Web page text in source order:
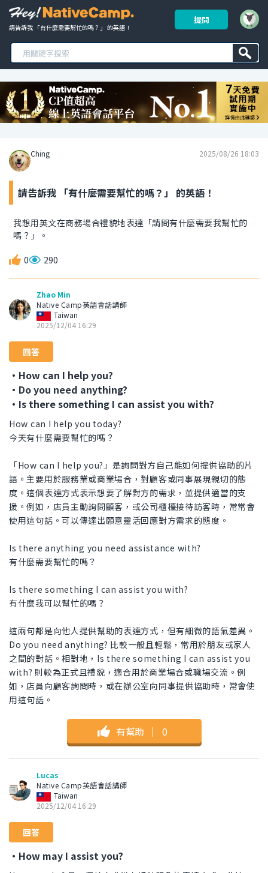
請告訴我 「有什麼需要幫忙的嗎？」 的英語！
提問
Ching 2025/08/26 18:03
請告訴我 「有什麼需要幫忙的嗎？」 的英語！
我想用英文在商務場合禮貌地表達「請問有什麼需要我幫忙的
嗎？」。
0 290
Zhao Min
Native Camp英語會話講師
Taiwan
2025/12/04 16:29
回答
・How can I help you?
・Do you need anything?
・Is there something I can assist you with?
How can I help you today?
今天有什麼需要幫忙的嗎？
「How can I help you?」是詢問對方自己能如何提供協助的片
語。主要用於服務業或商業場合，對顧客或同事展現親切的態
度。這個表達方式表示想要了解對方的需求，並提供適當的支
援。例如，店員主動詢問顧客，或公司櫃檯接待訪客時，常常會
使用這句話。可以傳達出願意靈活回應對方需求的態度。
Is there anything you need assistance with?
有什麼需要幫忙的嗎？
Is there something I can assist you with?
有什麼我可以幫忙的嗎？
這兩句都是向他人提供幫助的表達方式，但有細微的語氣差異。
Do you need anything? 比較一般且輕鬆，常用於朋友或家人
之間的對話。相對地，Is there something I can assist you
with? 則較為正式且禮貌，適合用於商業場合或職場交流。例
如，店員向顧客詢問時，或在辦公室向同事提供協助時，常會使
用這句話。
有幫助 ｜ 0
Lucas
Native Camp英語會話講師
Taiwan
2025/12/04 16:29
回答
・How may I assist you?